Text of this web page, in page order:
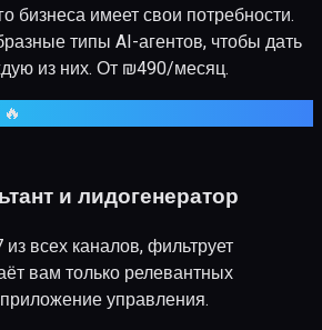
бизнеса имеет свои потребности.
типы AI-агентов, чтобы дать
из них. От ₪490/месяц.
и лидогенератор
всех каналов, фильтрует
вам только релевантных
управления.